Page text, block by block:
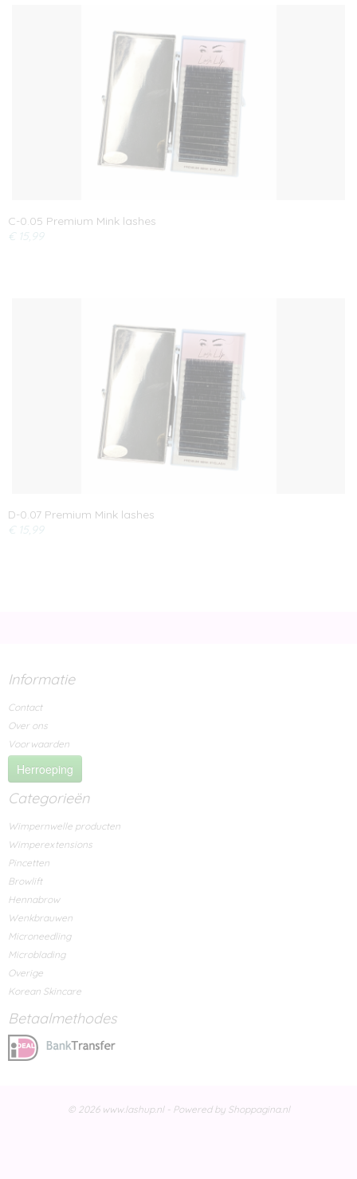
C-0.05 Premium Mink lashes
€ 15,99
D-0.07 Premium Mink lashes
€ 15,99
Informatie
Contact
Over ons
Voorwaarden
Herroeping
Categorieën
Wimpernwelle producten
Wimperextensions
Pincetten
Browlift
Hennabrow
Wenkbrauwen
Microneedling
Microblading
Overige
Korean Skincare
Betaalmethodes
© 2026 www.lashup.nl - Powered by Shoppagina.nl